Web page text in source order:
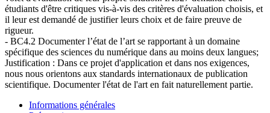
étudiants d'être critiques vis-à-vis des critères d'évaluation choisis, et
il leur est demandé de justifier leurs choix et de faire preuve de
rigueur.
- BC4.2 Documenter l’état de l’art se rapportant à un domaine
spécifique des sciences du numérique dans au moins deux langues;
Justification : Dans ce projet d'application et dans nos exigences,
nous nous orientons aux standards internationaux de publication
scientifique. Documenter l'état de l'art en fait naturellement partie.
Informations générales